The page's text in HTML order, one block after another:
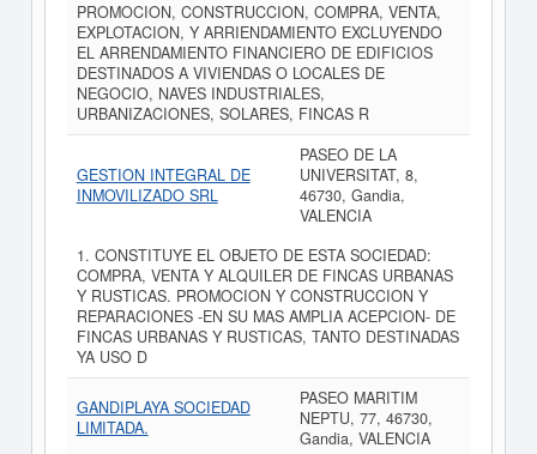
PROMOCION, CONSTRUCCION, COMPRA, VENTA,
EXPLOTACION, Y ARRIENDAMIENTO EXCLUYENDO
EL ARRENDAMIENTO FINANCIERO DE EDIFICIOS
DESTINADOS A VIVIENDAS O LOCALES DE
NEGOCIO, NAVES INDUSTRIALES,
URBANIZACIONES, SOLARES, FINCAS R
GESTION INTEGRAL DE
INMOVILIZADO SRL
PASEO DE LA
UNIVERSITAT, 8,
46730, Gandia,
VALENCIA
1. CONSTITUYE EL OBJETO DE ESTA SOCIEDAD:
COMPRA, VENTA Y ALQUILER DE FINCAS URBANAS
Y RUSTICAS. PROMOCION Y CONSTRUCCION Y
REPARACIONES -EN SU MAS AMPLIA ACEPCION- DE
FINCAS URBANAS Y RUSTICAS, TANTO DESTINADAS
YA USO D
GANDIPLAYA SOCIEDAD
LIMITADA.
PASEO MARITIM
NEPTU, 77, 46730,
Gandia, VALENCIA